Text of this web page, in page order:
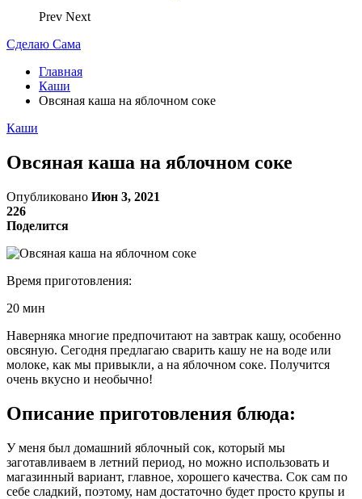
Prev Next
Сделаю Сама
Главная
Каши
Овсяная каша на яблочном соке
Каши
Овсяная каша на яблочном соке
Опубликовано Июн 3, 2021
226
Поделится
Время приготовления:
20 мин
Наверняка многие предпочитают на завтрак кашу, особенно
овсяную. Сегодня предлагаю сварить кашу не на воде или
молоке, как мы привыкли, а на яблочном соке. Получится
очень вкусно и необычно!
Описание приготовления блюда:
У меня был домашний яблочный сок, который мы
заготавливаем в летний период, но можно использовать и
магазинный вариант, главное, хорошего качества. Сок сам по
себе сладкий, поэтому, нам достаточно будет просто крупы и